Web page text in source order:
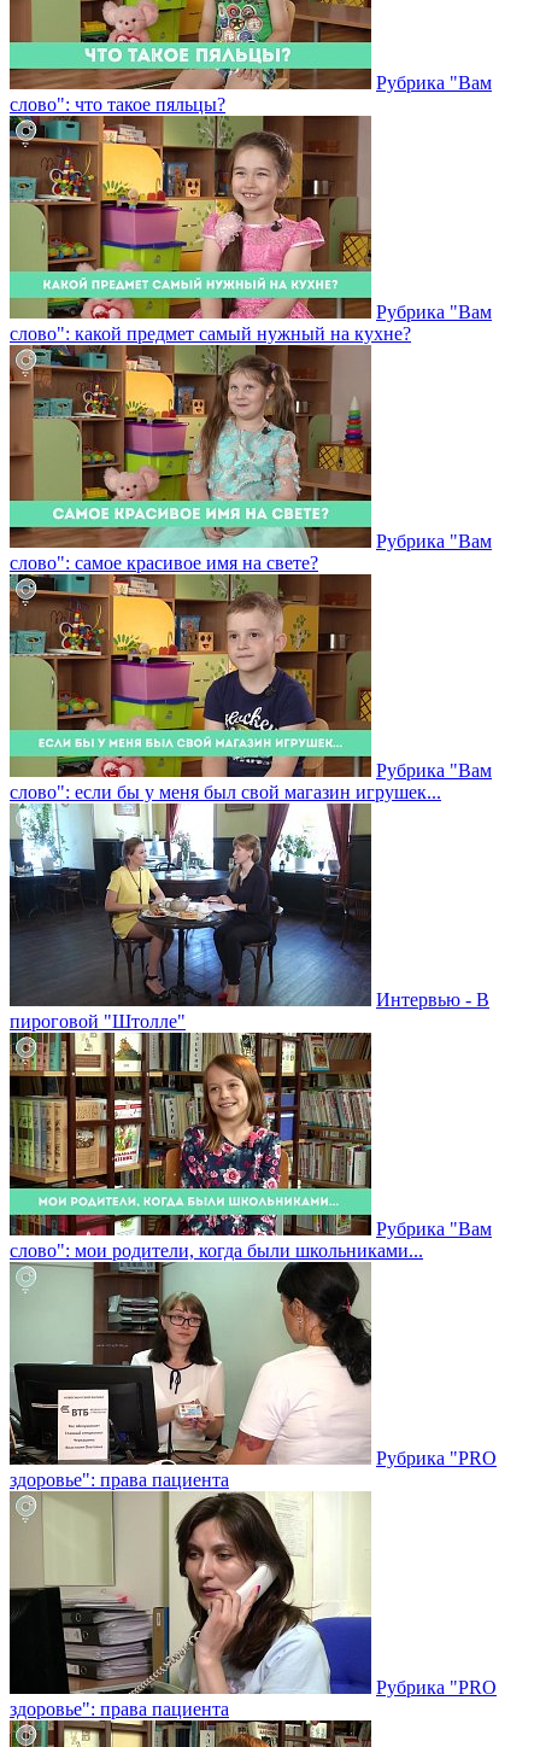
Рубрика "Вам
слово": что такое пяльцы?
Рубрика "Вам
слово": какой предмет самый нужный на кухне?
Рубрика "Вам
слово": самое красивое имя на свете?
Рубрика "Вам
слово": если бы у меня был свой магазин игрушек...
Интервью - В
пироговой "Штолле"
Рубрика "Вам
слово": мои родители, когда были школьниками...
Рубрика "PRO
здоровье": права пациента
Рубрика "PRO
здоровье": права пациента